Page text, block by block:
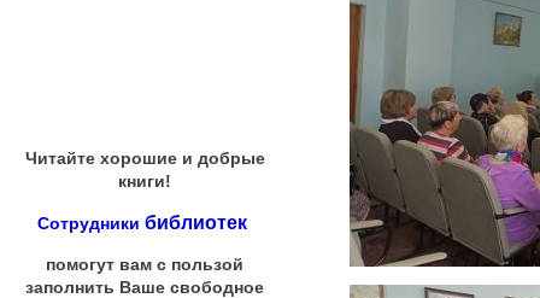
Читайте хорошие и добрые
книги!
Сотрудники библиотек
помогут вам с пользой
заполнить Ваше свободное